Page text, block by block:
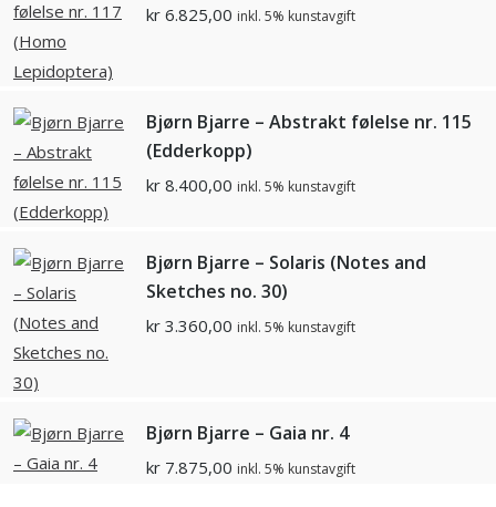
kr 6.825,00 inkl. 5% kunstavgift
Bjørn Bjarre – Abstrakt følelse nr. 115
(Edderkopp)
kr 8.400,00 inkl. 5% kunstavgift
Bjørn Bjarre – Solaris (Notes and
Sketches no. 30)
kr 3.360,00 inkl. 5% kunstavgift
Bjørn Bjarre – Gaia nr. 4
kr 7.875,00 inkl. 5% kunstavgift